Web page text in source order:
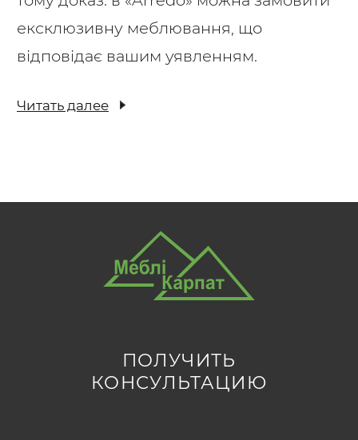
ексклюзивну меблювання, що
відповідає вашим уявленням.
Читать далее
ПОЛУЧИТЬ
КОНСУЛЬТАЦИЮ